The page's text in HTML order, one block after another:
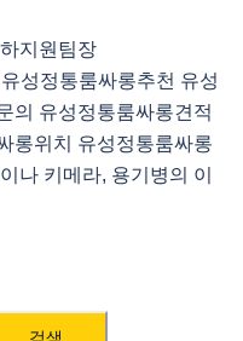
지원팀장
성정통룸싸롱추천 유성
의 유성정통룸싸롱견적
롱위치 유성정통룸싸롱
키메라, 용기병의 이